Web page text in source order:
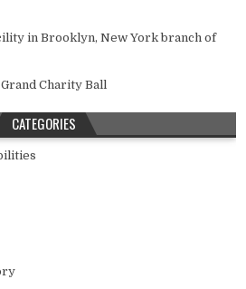
in Brooklyn, New York branch of
Charity Ball
CATEGORIES